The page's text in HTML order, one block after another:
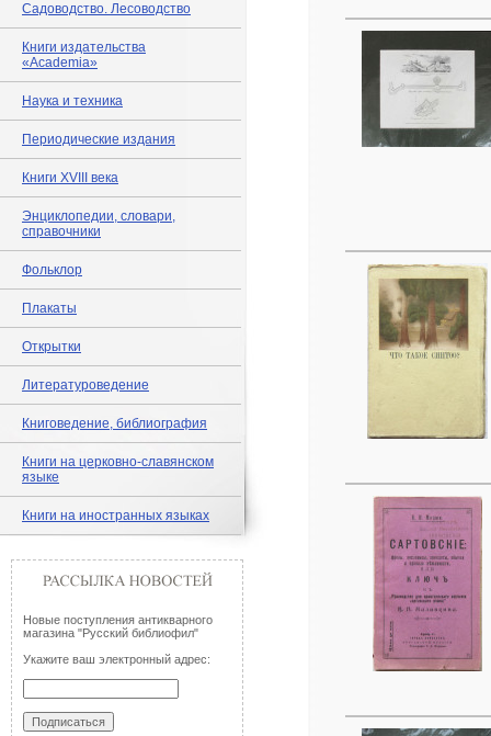
Садоводство. Лесоводство
Книги издательства
«Academia»
Наука и техника
Периодические издания
Книги XVIII века
Энциклопедии, словари,
справочники
Фольклор
Плакаты
Открытки
Литературоведение
Книговедение, библиография
Книги на церковно-славянском
языке
Книги на иностранных языках
Новые поступления антикварного
магазина "Русский библиофил"
Укажите ваш электронный адрес: